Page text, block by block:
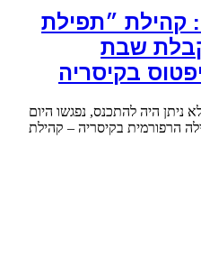
קהילת ״תפילת
שבת
בקיסריה
ניתן היה להתכנס, נפגשו היום
חברי הקהילה הרפורמית בקיסריה – קהילת